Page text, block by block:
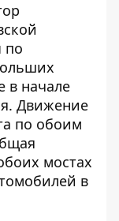
по
в начале
Движение
по обоим
мостах
в